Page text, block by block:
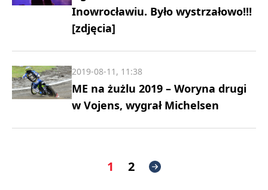
Inowrocławiu. Było wystrzałowo!!!
[zdjęcia]
ME na żużlu 2019 – Woryna drugi
w Vojens, wygrał Michelsen
2019-08-11, 11:38
1 2